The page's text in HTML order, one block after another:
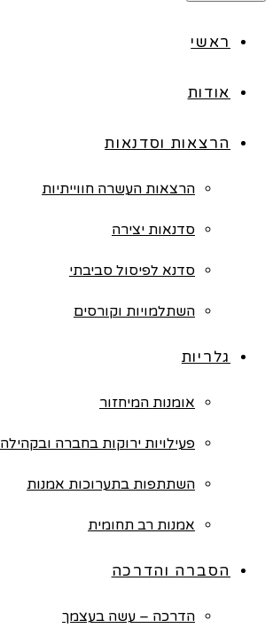
ראשי
אודות
הרצאות וסדנאות
הרצאות העשרה חווייתיות
סדנאות יצירה
סדנא לפיסול סביבתי
השתלמויות וקורסים
גלריות
אומנות המיחזור
פעילויות ירוקות בחברה ובקהילה
השתתפות בתערוכות אמנות
אמנות רב תחומית
הסברה והדרכה
הדרכה – עשה בעצמך